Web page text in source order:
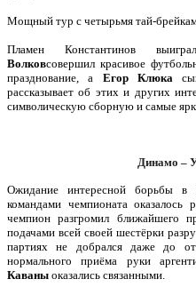
Мощный тур с четырьмя тай-
Пламен Константинов
Волковсовершил красивое
празднование, а Егор Клюка
рассказывает об этих и других
символическую сборную и самые
Динамо –
Ожидание интересной борьбы в
командами чемпионата оказалось
чемпион разгромил ближайшего
подачами всей своей шестёрки
партиях не добрался даже до
нормального приёма руки
Каваны оказались связанными.